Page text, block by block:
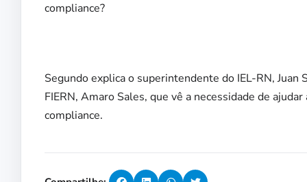
compliance?
Segundo explica o superintendente do IEL-RN,
FIERN, Amaro Sales, que vê a necessidade de
compliance.